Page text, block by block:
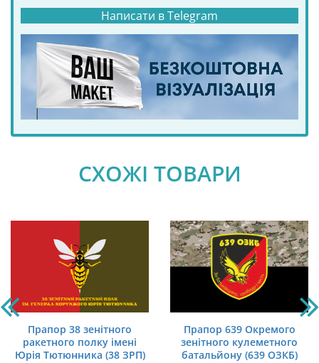
Написати в Telegram
СХОЖІ ТОВАРИ
Прапор 38 зенітного
ракетного полку імені
Юрія Тютюнника (38 ЗРП)
Прапор 639 Окремого
зенітного кулеметного
батальйону (639 ОЗКБ)